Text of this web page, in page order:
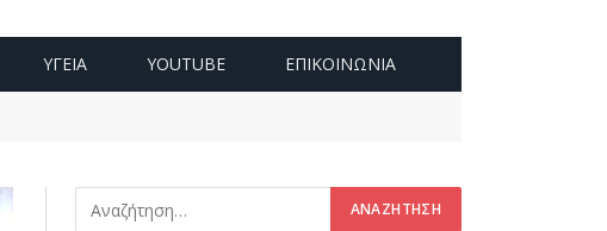
ΥΓΕΙΑ YOUTUBE ΕΠΙΚΟΙΝΩΝΊΑ